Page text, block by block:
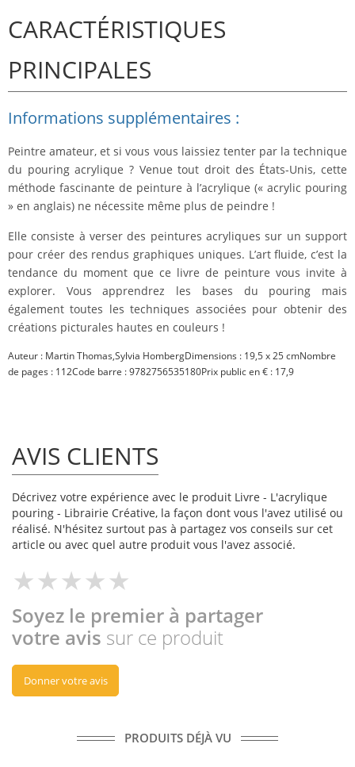
CARACTÉRISTIQUES
PRINCIPALES
Informations supplémentaires :
Peintre amateur, et si vous vous laissiez tenter par la technique
du pouring acrylique ? Venue tout droit des États-Unis, cette
méthode fascinante de peinture à l’acrylique (« acrylic pouring
» en anglais) ne nécessite même plus de peindre !
Elle consiste à verser des peintures acryliques sur un support
pour créer des rendus graphiques uniques. L’art fluide, c’est la
tendance du moment que ce livre de peinture vous invite à
explorer. Vous apprendrez les bases du pouring mais
également toutes les techniques associées pour obtenir des
créations picturales hautes en couleurs !
Auteur : Martin Thomas,Sylvia HombergDimensions : 19,5 x 25 cmNombre
de pages : 112Code barre : 9782756535180Prix public en € : 17,9
AVIS CLIENTS
Décrivez votre expérience avec le produit Livre - L'acrylique
pouring - Librairie Créative, la façon dont vous l'avez utilisé ou
réalisé. N'hésitez surtout pas à partagez vos conseils sur cet
article ou avec quel autre produit vous l'avez associé.
Soyez le premier à partager
votre avis sur ce produit
Donner votre avis
PRODUITS DÉJÀ VU